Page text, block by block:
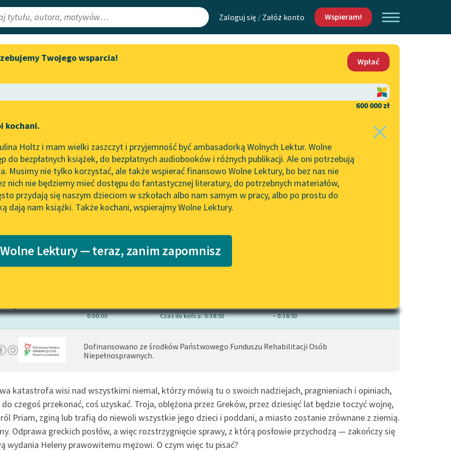
Zaloguj się / Załóż konto Wspieram!
Lektury
redakcyjne
Aktualności
„Prokurator Alicja Horn” do
literatury skandynawskiej
Spotkanie z Katarzyną Tunkiel
w Oslo
102. lata temu zmarł Joseph
Conrad
Lektury szkolne i klasyka
literatury do słuchania dla
E-kolekcja lektur szkolnych i
literatury do słuchania dla
uczennic i uczniów z
Feministyczne inspiracje.
Ręce pełne poezji
Kolekcje edukacyjne twórców
przechodzących do domeny
publicznej, lektur szkolnych
oraz Starego Testamentu
Mapa Wolnych Lektur
Leśmianator
API
OAI-PMH
Widget Wolnych Lektur
Katalog
Katalog w formacie PDF
Kontakt
O projekcie
Zasady wykorzystania
Wolnych Lektur
Logotypy
Materiały promocyjne
wrażliwych
Deklaracja dostępności
Twojego wsparcia!
Wpłać
600 000 zł
kochani.
Holtz i mam wielki zaszczyt i przyjemność być ambasadorką Wolnych Lektur. Wolne
do bezpłatnych książek, do bezpłatnych audiobooków i różnych publikacji. Ale oni potrzebują
Musimy nie tylko korzystać, ale także wspierać finansowo Wolne Lektury, bo bez nas nie
nich nie będziemy mieć dostępu do fantastycznej literatury, do potrzebnych materiałów,
przydają się naszym dzieciom w szkołach albo nam samym w pracy, albo po prostu do
dają nam książki. Także kochani, wspierajmy Wolne Lektury.
Lektury — teraz, zanim zapomnisz
posłów greckich
0:00:00 – 0:38:50
Czas do końca: 0:38:50
Dofinansowano ze środków Państwowego Funduszu Rehabilitacji Osób
Niepełnosprawnych.
katastrofa wisi nad wszystkimi niemal, którzy mówią tu o swoich nadziejach, pragnieniach i opiniach,
czegoś przekonać, coś uzyskać. Troja, oblężona przez Greków, przez dziesięć lat będzie toczyć wojnę,
Priam, zginą lub trafią do niewoli wszystkie jego dzieci i poddani, a miasto zostanie zrównane z ziemią.
Odprawa greckich posłów, a więc rozstrzygnięcie sprawy, z którą posłowie przychodzą — zakończy się
wydania Heleny prawowitemu mężowi. O czym więc tu pisać?